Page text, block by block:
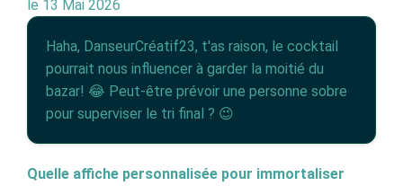
le 13 Mai 2026
Haha, DanseurCréatif23, t'as raison, le cocktail
pourrait nous influencer à garder la moitié du
bazar! 😂 Peut-être prévoir une personne sobre
pour superviser le tri final ? 😉
Quelle affiche personnalisée pour immortaliser